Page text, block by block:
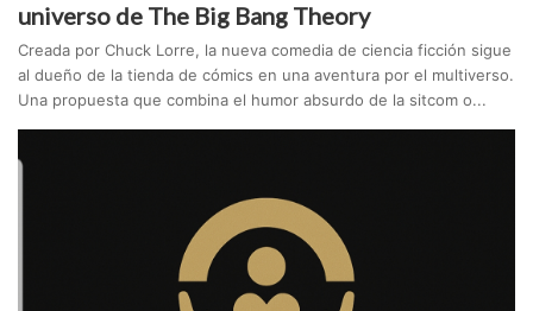
universo de The Big Bang Theory
Creada por Chuck Lorre, la nueva comedia de ciencia ficción sigue
al dueño de la tienda de cómics en una aventura por el multiverso.
Una propuesta que combina el humor absurdo de la sitcom o...